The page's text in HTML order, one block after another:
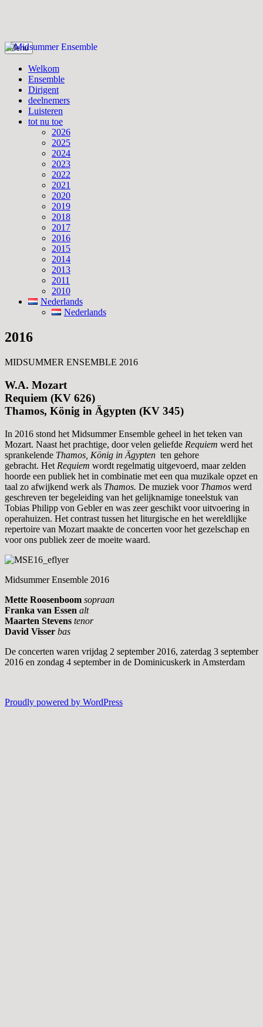
Skip
to
content
Midsummer Ensemble
Menu
Welkom
Ensemble
Dirigent
deelnemers
Luisteren
tot nu toe
2026
2025
2024
2023
2022
2021
2020
2019
2018
2017
2016
2015
2014
2013
2011
2010
Nederlands
Nederlands
2016
MIDSUMMER ENSEMBLE 2016
W.A. Mozart
Requiem (KV 626)
Thamos, König in Ägypten (KV 345)
In 2016 stond het Midsummer Ensemble geheel in het teken van
Mozart. Naast het prachtige, door velen geliefde Requiem werd het
sprankelende Thamos, König in Ägypten ten gehore
gebracht. Het Requiem wordt regelmatig uitgevoerd, maar zelden
hoorde een publiek het in combinatie met een qua muzikale opzet en
taal zo afwijkend werk als Thamos. De muziek voor Thamos werd
geschreven ter begeleiding van het gelijknamige toneelstuk van
Tobias Philipp von Gebler en was zeer geschikt voor uitvoering in
operahuizen. Het contrast tussen het liturgische en het wereldlijke
repertoire van Mozart maakte de concerten voor het gezelschap en
voor ons publiek zeer de moeite waard.
Midsummer Ensemble 2016
Mette Roosenboom sopraan
Franka van Essen alt
Maarten Stevens tenor
David Visser bas
De concerten waren vrijdag 2 september 2016, zaterdag 3 september
2016 en zondag 4 september in de Dominicuskerk in Amsterdam
Proudly powered by WordPress